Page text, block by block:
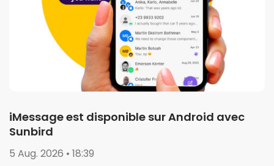
iMessage est disponible sur Android avec
Sunbird
5 Aug. 2026 • 18:39